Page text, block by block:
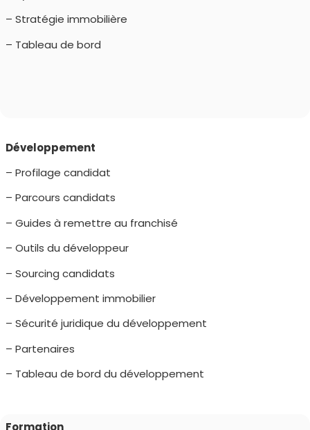
– Stratégie immobilière
– Tableau de bord
Développement
– Profilage candidat
– Parcours candidats
– Guides à remettre au franchisé
– Outils du développeur
– Sourcing candidats
– Développement immobilier
– Sécurité juridique du développement
– Partenaires
– Tableau de bord du développement
Formation